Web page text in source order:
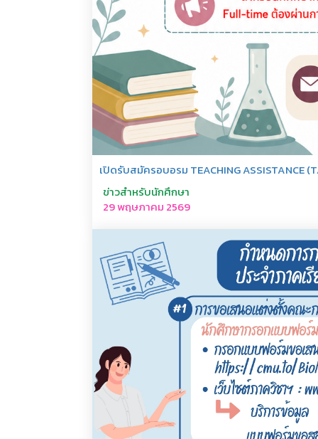
เปิดรับสมัครอบอรม TEACHING ASSISTANCE
ข่าวสำหรับนักศึกษา
29 พฤษภาคม 2569